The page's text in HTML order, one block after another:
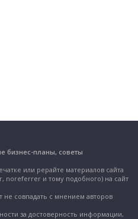
бизнес-планы, советы
или рерайте материалов сайта
noreferrer и тому подобного) на сайт
совпадать с мнением авторов
за достоверность информации,